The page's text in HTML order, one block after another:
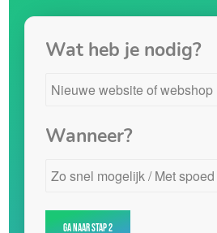
Wat heb je nodig?
Wanneer?